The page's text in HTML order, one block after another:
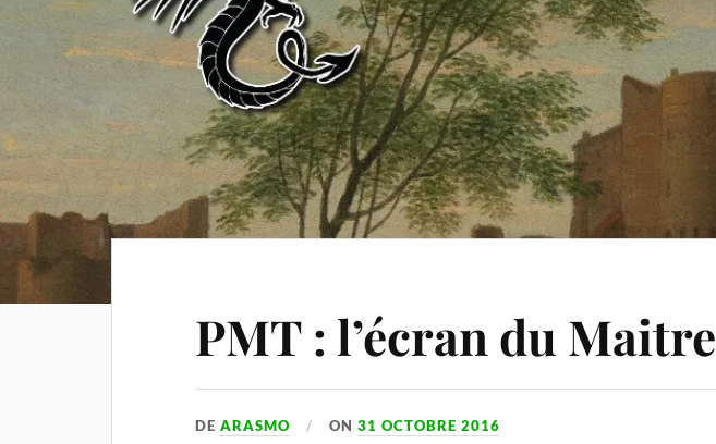
PMT : l’écran du Maitre
DEARASMO ON31 OCTOBRE 2016